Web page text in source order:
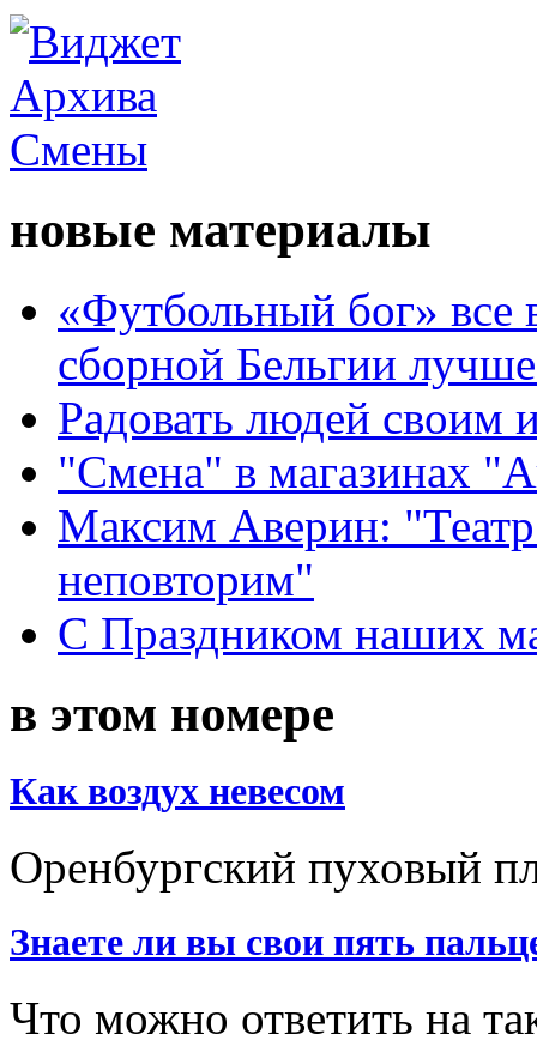
новые материалы
«Футбольный бог» все
сборной Бельгии
Радовать людей своим
"Смена" в магазинах
Максим Аверин:
неповторим"
С Праздником наших
в этом номере
Как воздух невесом
Оренбургский пуховый
Знаете ли вы свои пять
Что можно ответить на